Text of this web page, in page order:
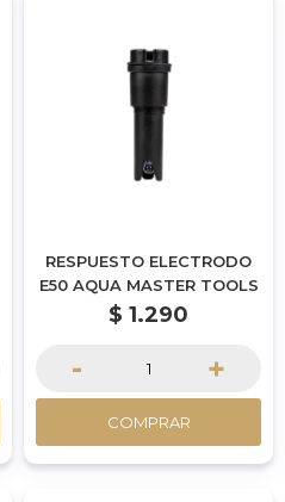
RESPUESTO ELECTRODO
E50 AQUA MASTER TOOLS
$ 1.290
- +
COMPRAR